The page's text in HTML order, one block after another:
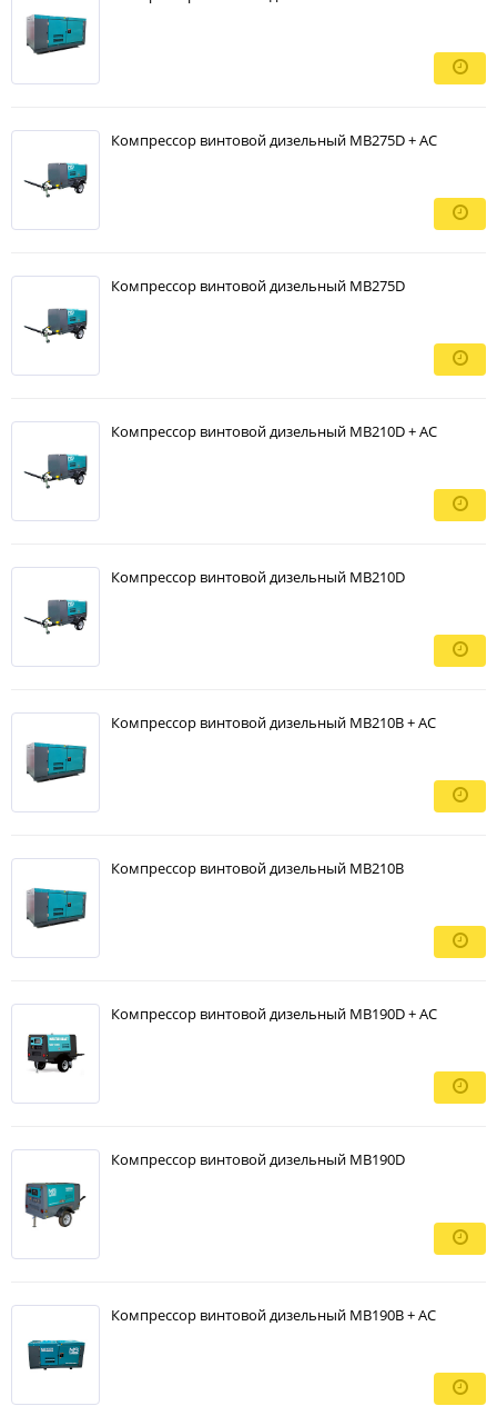
Компрессор винтовой дизельный MB275D + АС
Компрессор винтовой дизельный MB275D
Компрессор винтовой дизельный MB210D + AC
Компрессор винтовой дизельный MB210D
Компрессор винтовой дизельный MB210B + AC
Компрессор винтовой дизельный MB210B
Компрессор винтовой дизельный MB190D + АС
Компрессор винтовой дизельный MB190D
Компрессор винтовой дизельный MB190B + АС